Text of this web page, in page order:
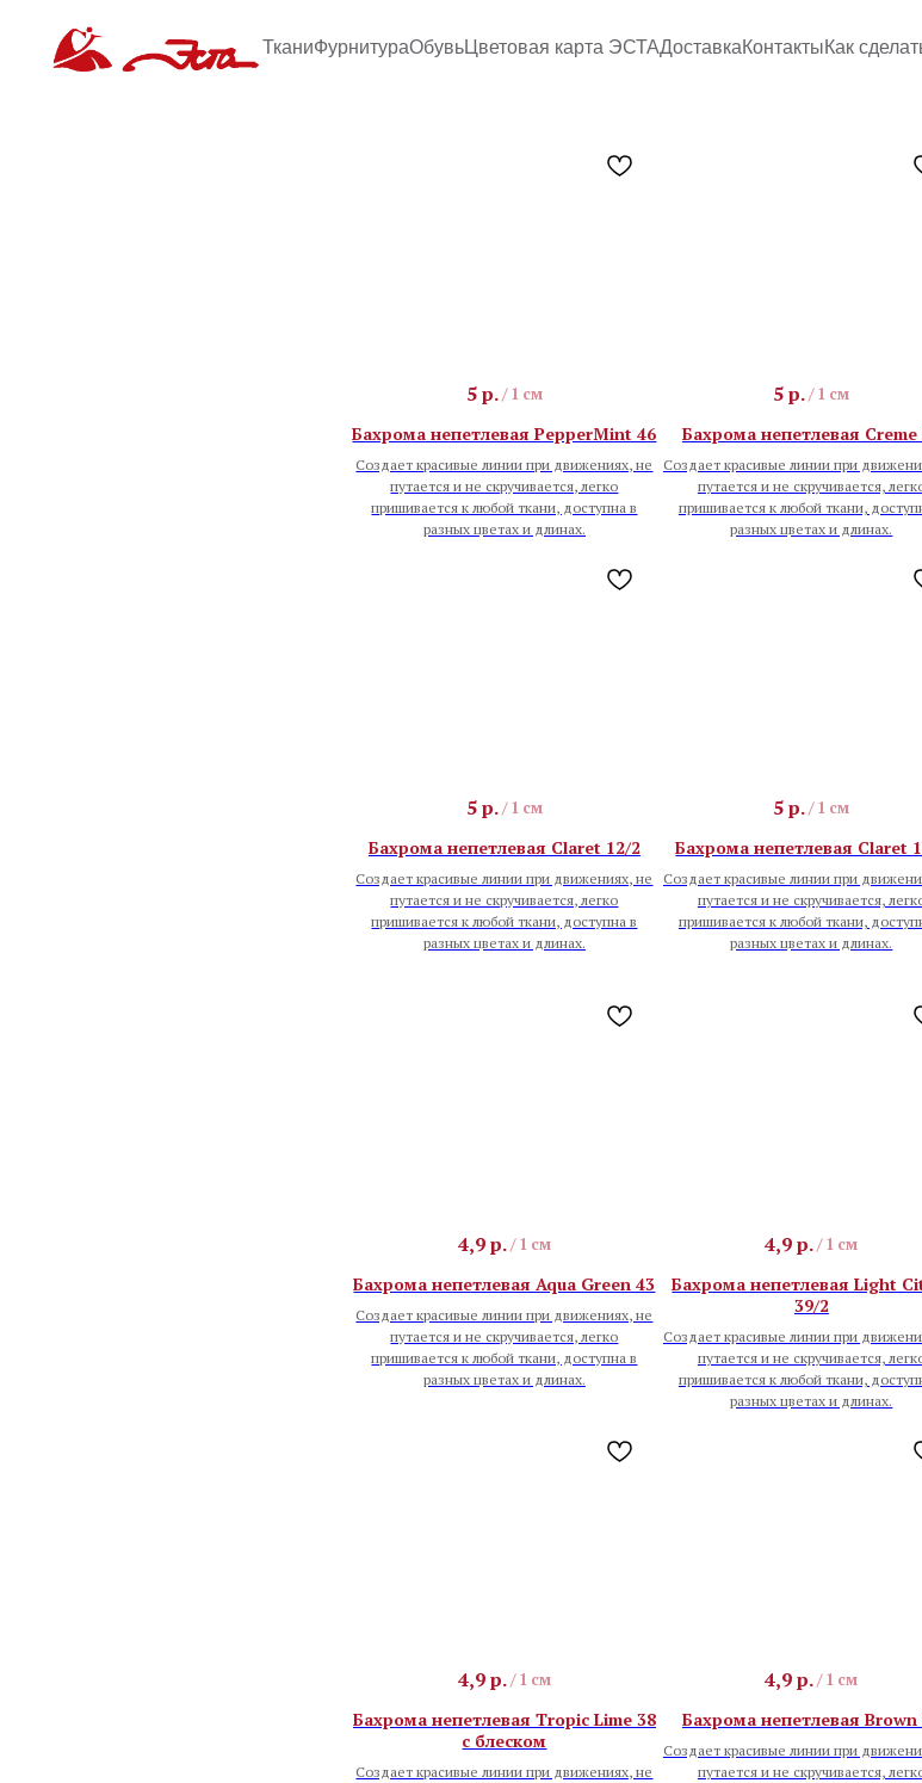
ТканиФурнитураОбувьЦветовая карта ЭСТАДоставкаКонтактыКак
5р./ 1 см
Бахрома непетлевая PepperMint 46
Создает красивые линии при движениях, не
путается и не скручивается, легко
пришивается к любой ткани, доступна в
разных цветах и длинах.
5 р. / 1 см
Бахрома непетлевая Creme
Создает красивые линии при
путается и не скручивается,
пришивается к любой ткани,
разных цветах и длинах.
5р./ 1 см
Бахрома непетлевая Claret 12/2
Создает красивые линии при движениях, не
путается и не скручивается, легко
пришивается к любой ткани, доступна в
разных цветах и длинах.
5 р. / 1 см
Бахрома непетлевая Claret
Создает красивые линии при
путается и не скручивается,
пришивается к любой ткани,
разных цветах и длинах.
4,9р./ 1 см
Бахрома непетлевая Aqua Green 43
Создает красивые линии при движениях, не
путается и не скручивается, легко
пришивается к любой ткани, доступна в
разных цветах и длинах.
4,9 р. / 1 см
Бахрома непетлевая Light
39/2
Создает красивые линии при
путается и не скручивается,
пришивается к любой ткани,
разных цветах и длинах.
4,9р./ 1 см
Бахрома непетлевая Tropic Lime 38
с блеском
Создает красивые линии при движениях, не
4,9 р. / 1 см
Бахрома непетлевая Brown
Создает красивые линии при
путается и не скручивается,